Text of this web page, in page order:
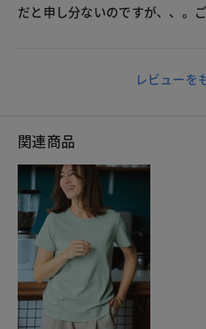
だと申し分ないのですが、、。
レビューを
関連商品